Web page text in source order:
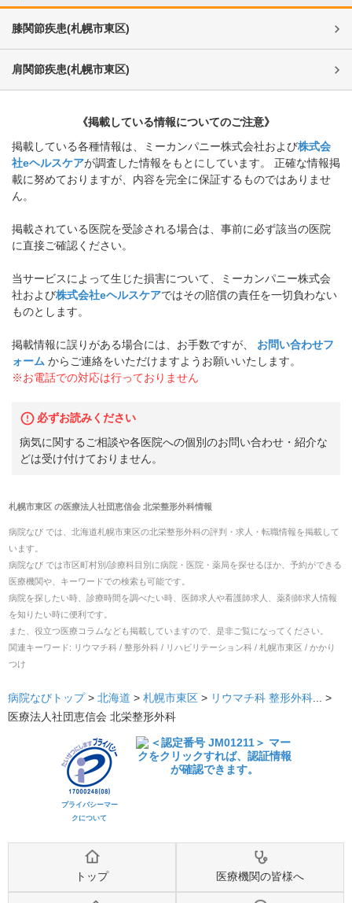
膝関節疾患(札幌市東区)
肩関節疾患(札幌市東区)
《掲載している情報についてのご注意》
掲載している各種情報は、ミーカンパニー株式会社および株式会
社eヘルスケアが調査した情報をもとにしています。 正確な情報掲
載に努めておりますが、内容を完全に保証するものではありませ
ん。
掲載されている医院を受診される場合は、事前に必ず該当の医院
に直接ご確認ください。
当サービスによって生じた損害について、ミーカンパニー株式会
社および株式会社eヘルスケアではその賠償の責任を一切負わない
ものとします。
掲載情報に誤りがある場合には、お手数ですが、
お問い合わせフ
ォーム からご連絡をいただけますようお願いいたします。
※お電話での対応は行っておりません
必ずお読みください
病気に関するご相談や各医院への個別のお問い合わせ・紹介な
どは受け付けておりません。
札幌市東区 の医療法人社団恵信会 北栄整形外科情報
病院なび では、 北海道札幌市東区の北栄整形外科の評判・求人・転職情報を掲載して
います。
病院なび では市区町村別/診療科目別に病院・医院・薬局を探せるほか、予約ができる
医療機関や、キーワードでの検索も可能です。
病院を探したい時、診療時間を調べたい時、医師求人や看護師求人、薬剤師求人情報
を知りたい時に便利です。
また、役立つ医療コラムなども掲載していますので、是非ご覧になってください。
関連キーワード: リウマチ科 / 整形外科 / リハビリテーション科 / 札幌市東区 / かかり
つけ
病院なびトップ > 北海道 > 札幌市東区 > リウマチ科 整形外科 ... >
医療法人社団恵信会 北栄整形外科
プライバシーマー
クについて
トップ 医療機関の皆様へ